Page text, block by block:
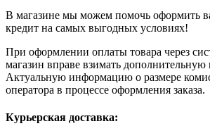
В магазине мы можем помочь оформить
кредит на самых выгодных условиях!
При оформлении оплаты товара через
магазин вправе взимать
Актуальную информацию о размере
оператора в процессе оформления заказа.
Курьерская доставка: